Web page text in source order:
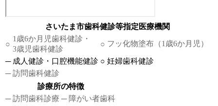
さいたま市歯科健診等指定医療機関
○
1歳6か月児歯科健診・
3歳児歯科健診
○ フッ化物塗布（1歳6か月児）
─ 成人健診・口腔機能健診 ○ 妊婦歯科健診
─ 訪問歯科健診
診療所の特徴
─ 訪問歯科診療 ─ 障がい者歯科